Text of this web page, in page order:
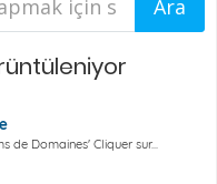
Domaines' Cliquer sur...